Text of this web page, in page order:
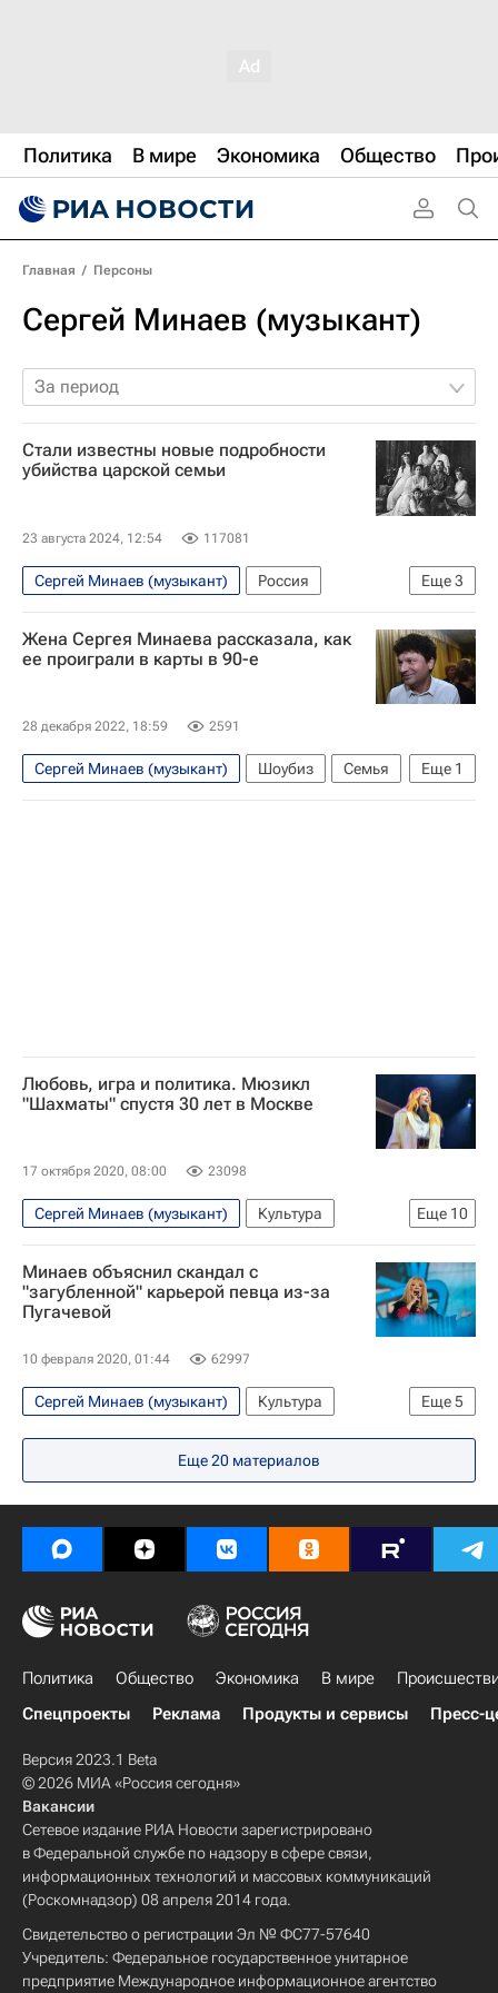
Политика В мире Экономика Общество
Главная / Персоны
Сергей Минаев (музыкант)
За период
Стали известны новые подробности
убийства царской семьи
23 августа 2024, 12:54 117081
Еще3
Сергей Минаев (музыкант)
Россия
Игорь Краснов
Николай II Общество
Жена Сергея Минаева рассказала, как
ее проиграли в карты в 90-е
28 декабря 2022, 18:59 2591
Еще 1
Сергей Минаев (музыкант) Шоубиз
Семья
90-е годы
Любовь, игра и политика. Мюзикл
"Шахматы" спустя 30 лет в Москве
17 октября 2020, 08:00 23098
Еще 10
Сергей Минаев (музыкант)
Культура
Москва
Алла Пугачева
Вячеслав Зайцев
Ив Сен-Лоран
ABBA
Анатолий Карпов
что посмотреть
Театр
куда сходить
Минаев объяснил скандал с
"загубленной" карьерой певца из-за
Пугачевой
10 февраля 2020, 01:44 62997
Еще5
Сергей Минаев (музыкант)
Культура
Алла Пугачева
Музыка
Сергей Соседов
Россия
Еще20 материалов
Политика Общество Экономика В мире
Спецпроекты
Реклама Продукты и сервисы Пресс-
Версия 2023.1 Beta
© 2026 МИА «Россия сегодня»
Вакансии
Сетевое издание РИА Новости зарегистрировано
в Федеральной службе по надзору в сфере связи,
информационных технологий и массовых коммуникаций
(Роскомнадзор) 08 апреля 2014 года.
Свидетельство о регистрации Эл № ФС77-57640
Учредитель: Федеральное государственное унитарное
предприятие Международное информационное агентство